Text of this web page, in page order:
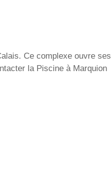
Ce complexe ouvre ses
la Piscine à Marquion